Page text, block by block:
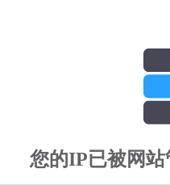
您的IP已被网